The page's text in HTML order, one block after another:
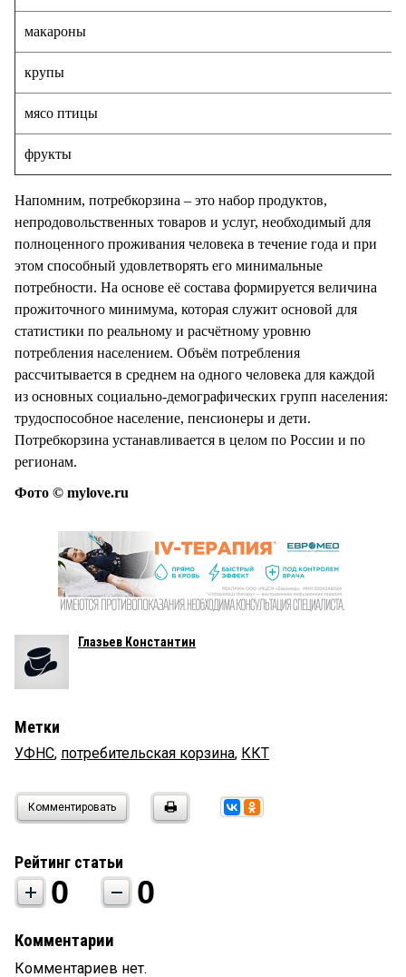
макароны
крупы
мясо птицы
фрукты
Напомним, потребкорзина – это набор продуктов,
непродовольственных товаров и услуг, необходимый для
полноценного проживания человека в течение года и при
этом способный удовлетворять его минимальные
потребности. На основе её состава формируется величина
прожиточного минимума, которая служит основой для
статистики по реальному и расчётному уровню
потребления населением. Объём потребления
рассчитывается в среднем на одного человека для каждой
из основных социально-демографических групп населения:
трудоспособное население, пенсионеры и дети.
Потребкорзина устанавливается в целом по России и по
регионам.
Фото © mylove.ru
Глазьев Константин
Метки
УФНС, потребительская корзина, ККТ
Комментировать
Рейтинг статьи
0 0
Комментарии
Комментариев нет.